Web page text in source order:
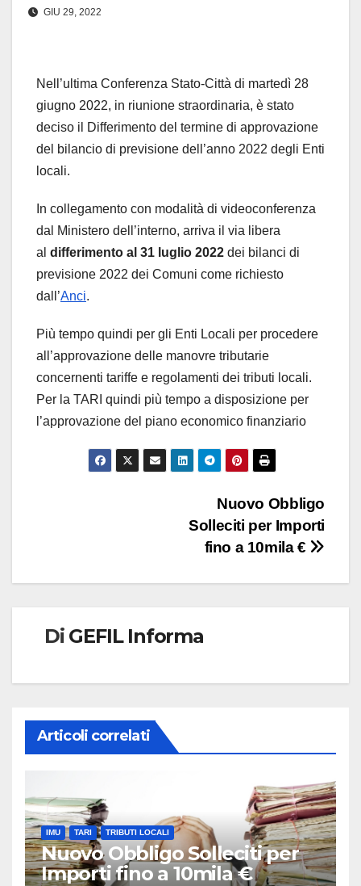
GIU 29, 2022
Nell’ultima Conferenza Stato-Città di martedì 28
giugno 2022, in riunione straordinaria, è stato
deciso il Differimento del termine di approvazione
del bilancio di previsione dell’anno 2022 degli Enti
locali.
In collegamento con modalità di videoconferenza
dal Ministero dell’interno, arriva il via libera
al differimento al 31 luglio 2022 dei bilanci di
previsione 2022 dei Comuni come richiesto
dall’Anci.
Più tempo quindi per gli Enti Locali per procedere
all’approvazione delle manovre tributarie
concernenti tariffe e regolamenti dei tributi locali.
Per la TARI quindi più tempo a disposizione per
l’approvazione del piano economico finanziario
Nuovo Obbligo
Solleciti per Importi
fino a 10mila €
Di GEFIL Informa
Articoli correlati
IMU TARI TRIBUTI LOCALI
Nuovo Obbligo Solleciti per
Importi fino a 10mila €